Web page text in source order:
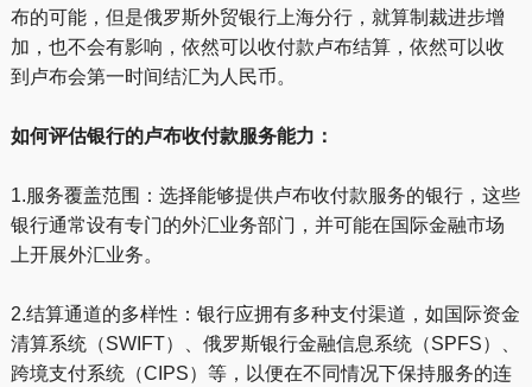
布的可能，但是俄罗斯外贸银行上海分行，就算制裁进步增
加，也不会有影响，依然可以收付款卢布结算，依然可以收
到卢布会第一时间结汇为人民币。
如何评估银行的卢布收付款服务能力：
1.服务覆盖范围：选择能够提供卢布收付款服务的银行，这些
银行通常设有专门的外汇业务部门，并可能在国际金融市场
上开展外汇业务。
2.结算通道的多样性：银行应拥有多种支付渠道，如国际资金
清算系统（SWIFT）、俄罗斯银行金融信息系统（SPFS）、
跨境支付系统（CIPS）等，以便在不同情况下保持服务的连